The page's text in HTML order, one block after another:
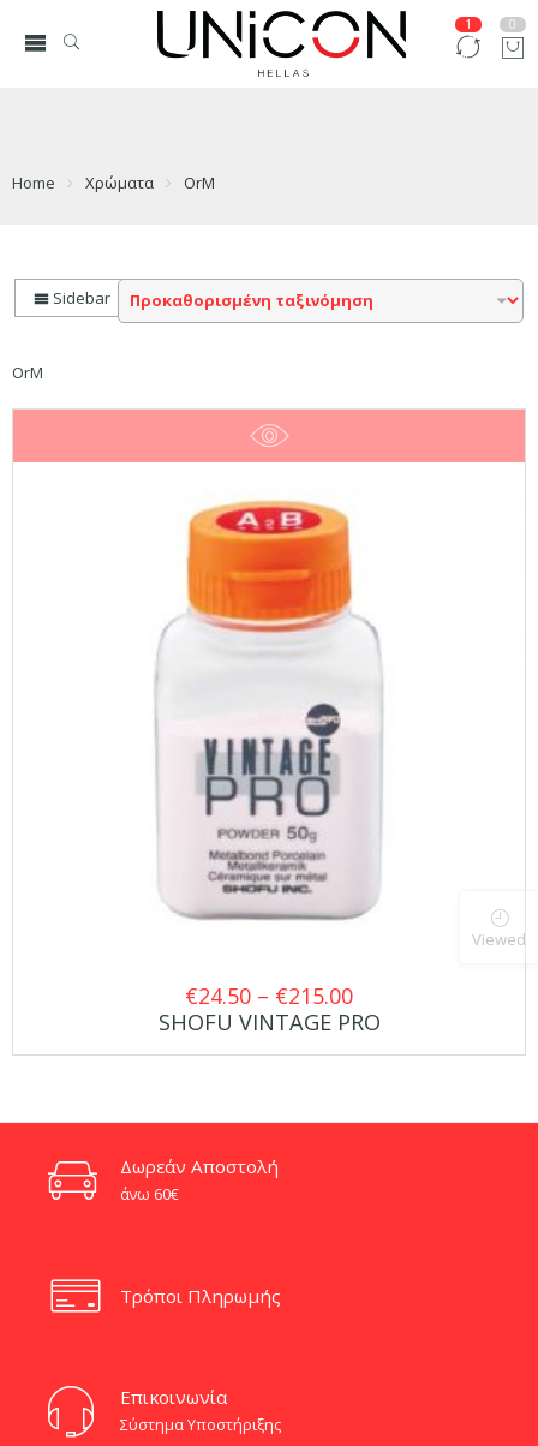
1 0
Home Χρώματα OrM
Sidebar
OrM
€24.50 – €215.00Price
range:
SHOFU VINTAGE PRO
Δωρεάν Αποστολή
άνω 60€
Τρόποι Πληρωμής
Eπικοινωνία
Σύστημα Υποστήριξης
Viewed